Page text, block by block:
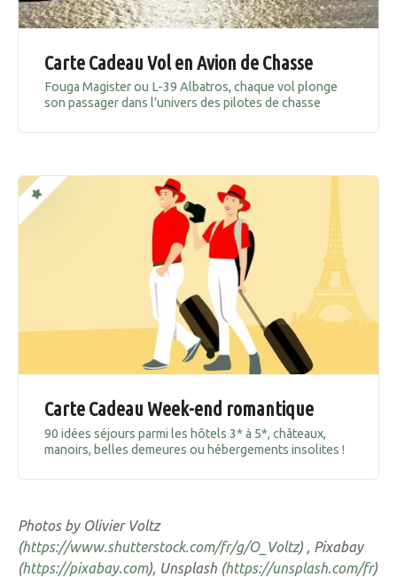
Carte Cadeau Vol en Avion de Chasse
Fouga Magister ou L-39 Albatros, chaque vol plonge
son passager dans l’univers des pilotes de chasse
Carte Cadeau Week-end romantique
90 idées séjours parmi les hôtels 3* à 5*, châteaux,
manoirs, belles demeures ou hébergements insolites !
Photos by Olivier Voltz
(https://www.shutterstock.com/fr/g/O_Voltz) , Pixabay
(https://pixabay.com), Unsplash (https://unsplash.com/fr)